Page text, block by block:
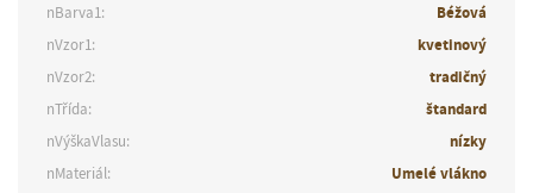
nBarva1:
Béžová
nVzor1:
kvetinový
nVzor2:
tradičný
nTřída:
štandard
nVýškaVlasu:
nízky
nMateriál:
Umelé vlákno